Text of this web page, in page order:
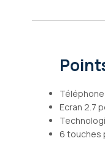
d’images
Téléphone
Ecran 2.7
6 touches